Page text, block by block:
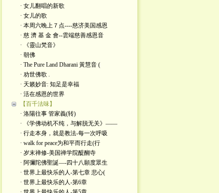
· 女儿翻唱的新歌
· 女儿的歌
· 本周六晚上７点----慈济美国感恩
· 慈 濟 基 金 會--雲端慈善感恩音
· 《靈山梵音》
· 朝佛
· The Pure Land Dharani 黃慧音 (
· 劝世佛歌 .
· 天籁妙音: 知足是幸福
· 活在感恩的世界
【百千法味】
· 洛陽往事 管家義(转)
· 《学佛动机不纯，与解脱无关》——
· 行走本身，就是教法-每一次呼吸
· walk for peace为和平而行走(行
· 岁末禅修-美国禅学院醍醐寺
· 阿彌陀佛聖誕—-四十八願度眾生
· 世界上最快乐的人-第七章 悲心(
· 世界上最快乐的人-第6章